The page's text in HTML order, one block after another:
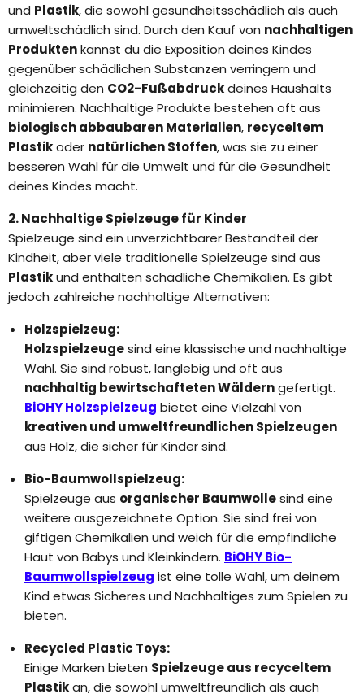
und Plastik, die sowohl gesundheitsschädlich als auch
umweltschädlich sind. Durch den Kauf von nachhaltigen
Produktenkannst du die Exposition deines Kindes
gegenüber schädlichen Substanzen verringern und
gleichzeitig den CO2-Fußabdruckdeines Haushalts
minimieren. Nachhaltige Produkte bestehen oft aus
biologisch abbaubaren Materialien, recyceltem
Plastikoder natürlichen Stoffen, was sie zu einer
besseren Wahl für die Umwelt und für die Gesundheit
deines Kindes macht.
2. Nachhaltige Spielzeuge für Kinder
Spielzeuge sind ein unverzichtbarer Bestandteil der
Kindheit, aber viele traditionelle Spielzeuge sind aus
Plastikund enthalten schädliche Chemikalien. Es gibt
jedoch zahlreiche nachhaltige Alternativen:
Holzspielzeug:
Holzspielzeugesind eine klassische und nachhaltige
Wahl. Sie sind robust, langlebig und oft aus
nachhaltig bewirtschafteten Wälderngefertigt.
BiOHY Holzspielzeug bietet eine Vielzahl von
kreativen und umweltfreundlichen Spielzeugen
aus Holz, die sicher für Kinder sind.
Bio-Baumwollspielzeug:
Spielzeuge aus organischer Baumwollesind eine
weitere ausgezeichnete Option. Sie sind frei von
giftigen Chemikalien und weich für die empfindliche
Haut von Babys und Kleinkindern. BiOHY Bio-
Baumwollspielzeug ist eine tolle Wahl, um deinem
Kind etwas Sicheres und Nachhaltiges zum Spielen zu
bieten.
Recycled Plastic Toys:
Einige Marken bieten Spielzeuge aus recyceltem
Plastikan, die sowohl umweltfreundlich als auch